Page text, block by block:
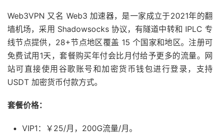
Web3VPN 又名 Web3 加速器，是一家成立于2021年的翻
墙机场，采用 Shadowsocks 协议，有隧道中转和 IPLC 专
线节点提供，28+节点地区覆盖 15 个国家和地区。注册可
免费试用1天，套餐购买年付会比月付给予更多的流量。网
站可直接使用谷歌账号和加密货币钱包进行登录，支持
USDT 加密货币付款方式。
套餐价格：
VIP1：￥25/月，200G流量/月。